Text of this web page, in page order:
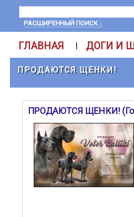
РАСШИРЕННЫЙ ПОИСК ↓
ГЛАВНАЯ | ДОГИ И
ПРОДАЮТСЯ ЩЕНКИ!
ПРОДАЮТСЯ ЩЕНКИ!